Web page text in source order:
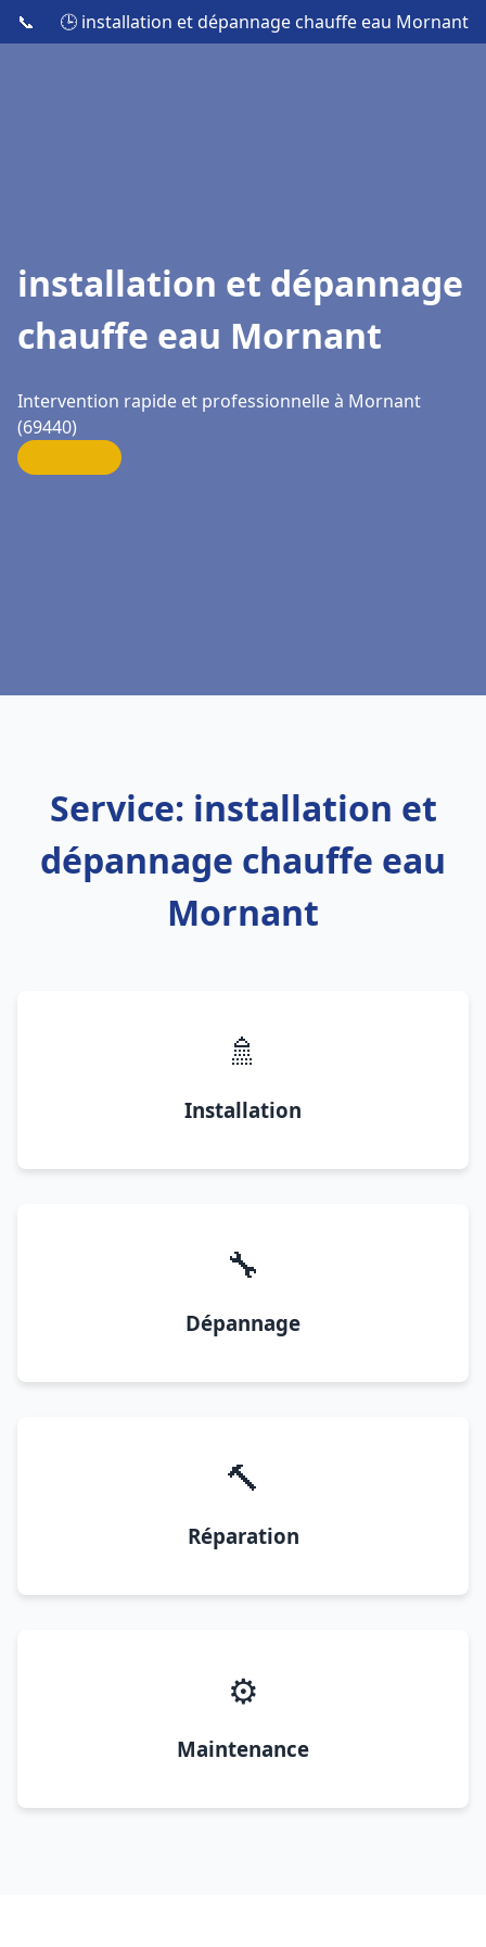
📞 🕒 installation et dépannage chauffe eau Mornant
installation et dépannage
chauffe eau Mornant
Intervention rapide et professionnelle à Mornant
(69440)
Service: installation et
dépannage chauffe eau
Mornant
🚿
Installation
🔧
Dépannage
🔨
Réparation
⚙️
Maintenance